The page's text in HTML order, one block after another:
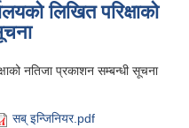
लिखित परिक्षाको
नतिजा प्रकाशन सम्बन्धी सूचना
सब् इन्जिनियर.pdf